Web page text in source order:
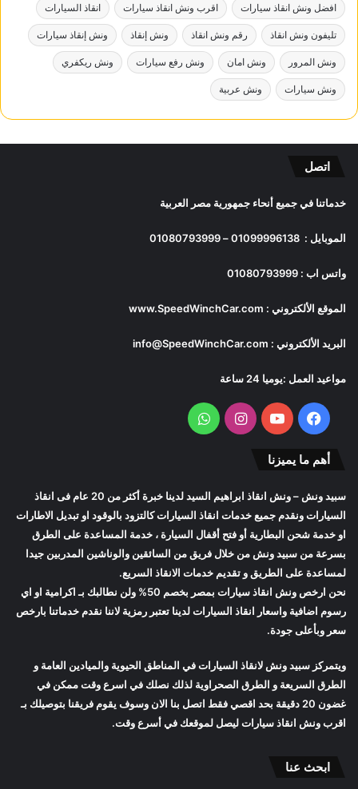
افضل ونش انقاذ سيارات اقرب ونش انقاذ سيارات انقاذ السيارات
تليفون ونش انقاذ رقم ونش انقاذ ونش إنقاذ ونش إنقاذ سيارات
ونش المرور ونش امان ونش رفع سيارات ونش ريكفري
ونش سيارات ونش عربية
اتصل
خدماتنا في جميع أنحاء جمهورية مصر العربية
الموبايل : 01099996138
–
01080793999
واتس اب : 01080793999
الموقع الألكتروني : www.SpeedWinchCar.com
البريد الألكتروني : info@SpeedWinchCar.com
مواعيد العمل :يوميا 24 ساعة
فيسبوكيوتيوب انستقرامواتساب
أهم ما يميزنا
سبيد ونش
– ونش انقاذ ابراهيم السيد لدينا خبرة أكثر من 20 عام فى انقاذ
السيارات ونقدم جميع خدمات انقاذ السيارات كالتزود بالوقود او تبديل الاطارات
او خدمة شحن البطارية أو فتح أقفال السيارة ، خدمة المساعدة على الطرق
بسرعة من سبيد ونش من خلال فريق من السائقين والوناشين المدربين جيدا
لمساعدة على الطريق و تقديم خدمات الانقاذ السريع.
نحن ارخص ونش انقاذ سيارات
بمصر بخصم 50% ولن نطالبك بـ اكرامية او اي
رسوم اضافية واسعار انقاذ السياراتلدينا تعتبر رمزية لاننا نقدم خدماتنا بارخص
سعر وبأعلى جودة.
ويتمركز سبيد ونش لانقاذ السيارات في المناطق الحيوية والميادين العامة و
الطرق السريعة و الطرق الصحراوية لذلك نصلك في اسرع وقت ممكن في
غضون 20 دقيقة بحد اقصي فقط اتصل بنا الان وسوف يقوم فريقنا بتوصيلك بـ
اقربونش انقاذ سياراتليصل لموقعك في أسرع وقت.
ابحث عنا